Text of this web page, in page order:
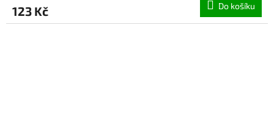
123 Kč Do košíku